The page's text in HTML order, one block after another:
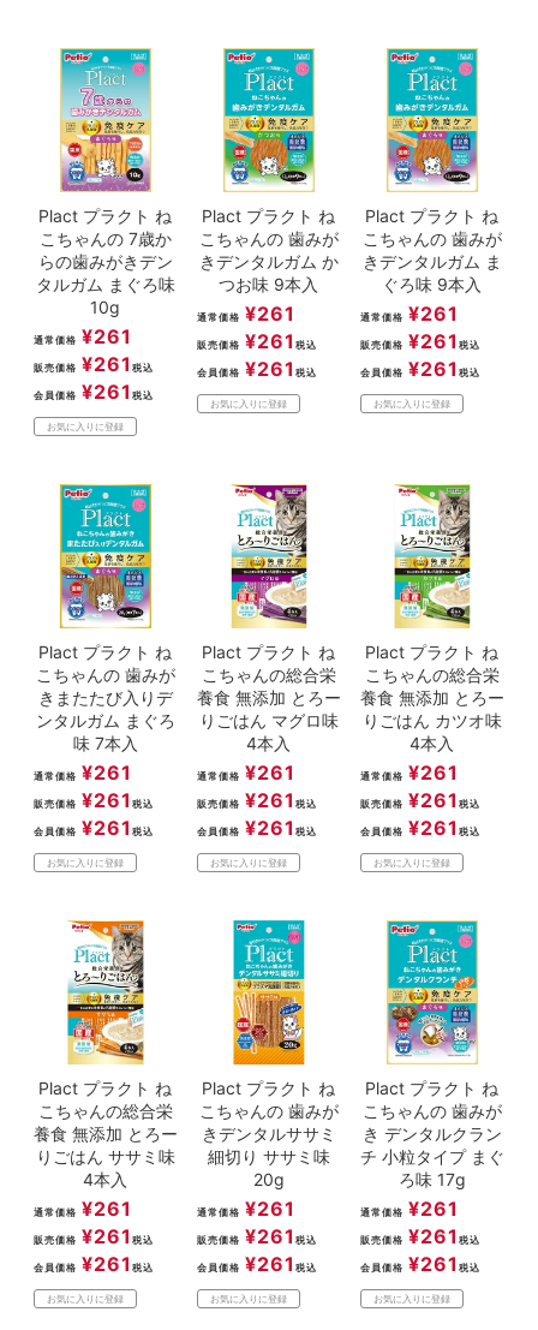
Plact プラクト ね
こちゃんの 7歳か
らの歯みがきデン
タルガム まぐろ味
10g
通常価格 ¥261
販売価格 ¥261 税込
会員価格 ¥261 税込
お気に入りに登録
Plact プラクト ね
こちゃんの 歯みが
きデンタルガム か
つお味 9本入
通常価格 ¥261
販売価格 ¥261 税込
会員価格 ¥261 税込
お気に入りに登録
Plact プラクト ね
こちゃんの 歯みが
きデンタルガム ま
ぐろ味 9本入
通常価格 ¥261
販売価格 ¥261 税込
会員価格 ¥261 税込
お気に入りに登録
Plact プラクト ね
こちゃんの 歯みが
きまたたび入りデ
ンタルガム まぐろ
味 7本入
通常価格 ¥261
販売価格 ¥261 税込
会員価格 ¥261 税込
お気に入りに登録
Plact プラクト ね
こちゃんの総合栄
養食 無添加 とろー
りごはん マグロ味
4本入
通常価格 ¥261
販売価格 ¥261 税込
会員価格 ¥261 税込
お気に入りに登録
Plact プラクト ね
こちゃんの総合栄
養食 無添加 とろー
りごはん カツオ味
4本入
通常価格 ¥261
販売価格 ¥261 税込
会員価格 ¥261 税込
お気に入りに登録
Plact プラクト ね
こちゃんの総合栄
養食 無添加 とろー
りごはん ササミ味
4本入
通常価格 ¥261
販売価格 ¥261 税込
会員価格 ¥261 税込
お気に入りに登録
Plact プラクト ね
こちゃんの 歯みが
きデンタルササミ
細切り ササミ味
20g
通常価格 ¥261
販売価格 ¥261 税込
会員価格 ¥261 税込
お気に入りに登録
Plact プラクト ね
こちゃんの 歯みが
き デンタルクラン
チ 小粒タイプ まぐ
ろ味 17g
通常価格 ¥261
販売価格 ¥261 税込
会員価格 ¥261 税込
お気に入りに登録